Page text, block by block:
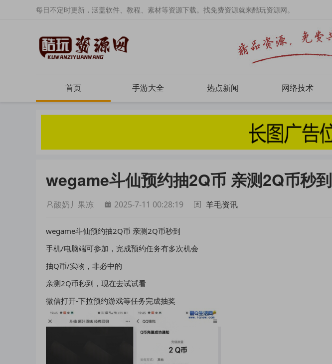
每日不定时更新，涵盖软件、教程、素材等资源下载。找免费资源就来酷玩资源网。
首页 手游大全 热点新闻 网络技术
wegame斗仙预约抽2Q币 亲测2Q币秒到
酸奶丿果冻 2025-7-11 00:28:19 羊毛资讯
wegame斗仙预约抽2Q币 亲测2Q币秒到
手机/电脑端可参加，完成预约任务有多次机会
抽Q币/实物，非必中的
亲测2Q币秒到，现在去试试看
微信打开-下拉预约游戏等任务完成抽奖